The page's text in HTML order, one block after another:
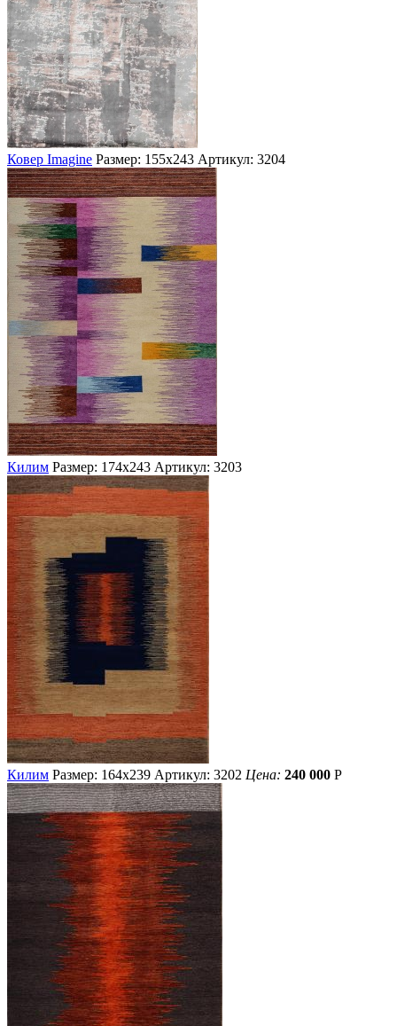
Ковер Imagine Размер: 155х243 Артикул: 3204
Килим Размер: 174х243 Артикул: 3203
Килим Размер: 164х239 Артикул: 3202 Цена: 240 000 Р